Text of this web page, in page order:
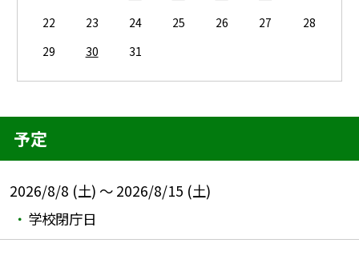
22
23 24 25 26 27
28
29
30 31
予定
2026/8/8 (土) ～ 2026/8/15 (土)
学校閉庁日